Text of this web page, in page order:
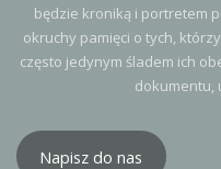
będzie kroniką i portretem
okruchy pamięci o tych,
często jedynym śladem ich
dokumentu,
Napisz do nas